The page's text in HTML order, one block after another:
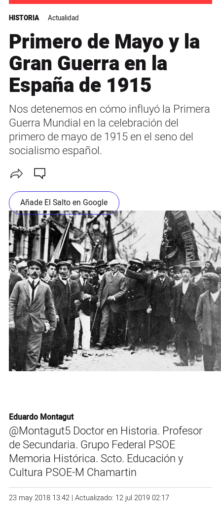
HISTORIA Actualidad
Primero de Mayo y la
Gran Guerra en la
España de 1915
Nos detenemos en cómo influyó la Primera
Guerra Mundial en la celebración del
primero de mayo de 1915 en el seno del
socialismo español.
Añade El Salto en Google
Eduardo Montagut
@Montagut5 Doctor en Historia. Profesor
de Secundaria. Grupo Federal PSOE
Memoria Histórica. Scto. Educación y
Cultura PSOE-M Chamartin
23 may 2018 13:42 | Actualizado: 12 jul 2019 02:17